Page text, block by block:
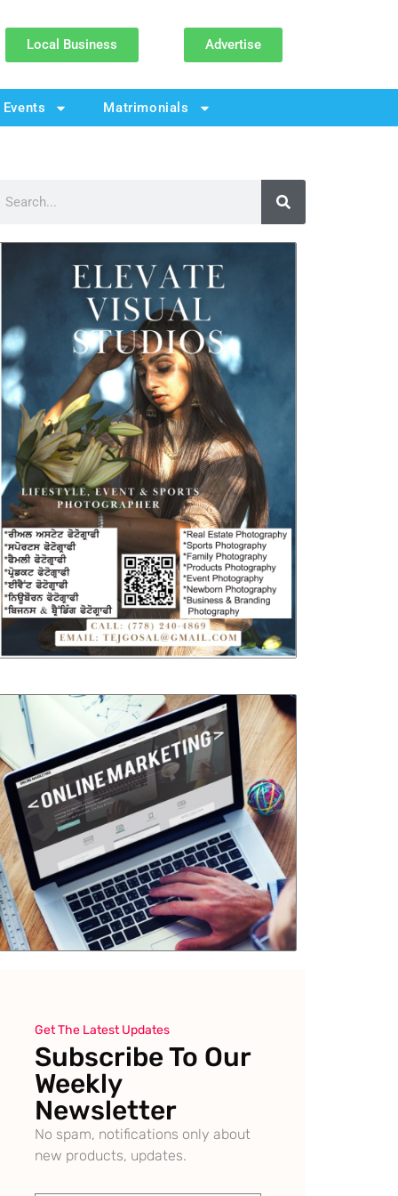
Local Business Advertise
Events Matrimonials
Get The Latest Updates
Subscribe To Our
Weekly
Newsletter
No spam, notifications only about
new products, updates.